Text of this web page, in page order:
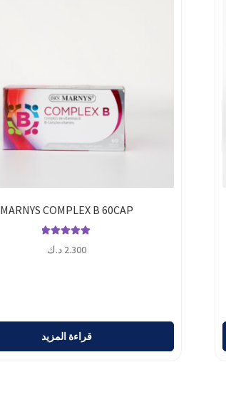
MARNYS COMPLEX B 60CAP
من 5
2.300 د.ك
قراءة المزيد